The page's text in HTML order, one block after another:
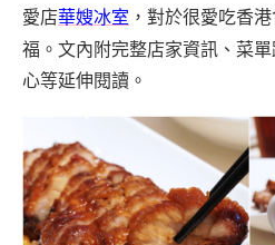
愛店華嫂冰室 ，對於很愛吃香
福。文內附完整店家資訊、菜
心等延伸閱讀。